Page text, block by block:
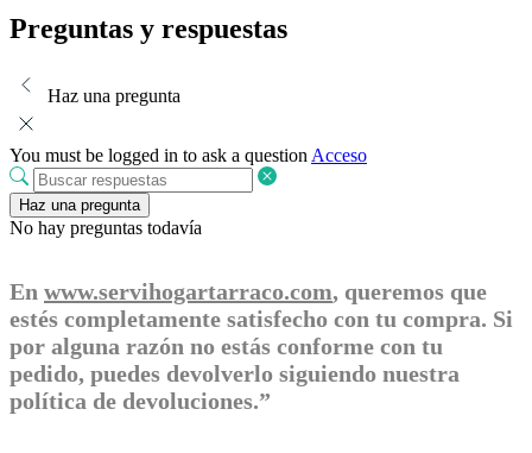
Preguntas y respuestas
Haz una pregunta
You must be logged in to ask a question Acceso
Haz una pregunta
No hay preguntas todavía
En www.servihogartarraco.com, queremos que
estés completamente satisfecho con tu compra. Si
por alguna razón no estás conforme con tu
pedido, puedes devolverlo siguiendo nuestra
política de devoluciones.”